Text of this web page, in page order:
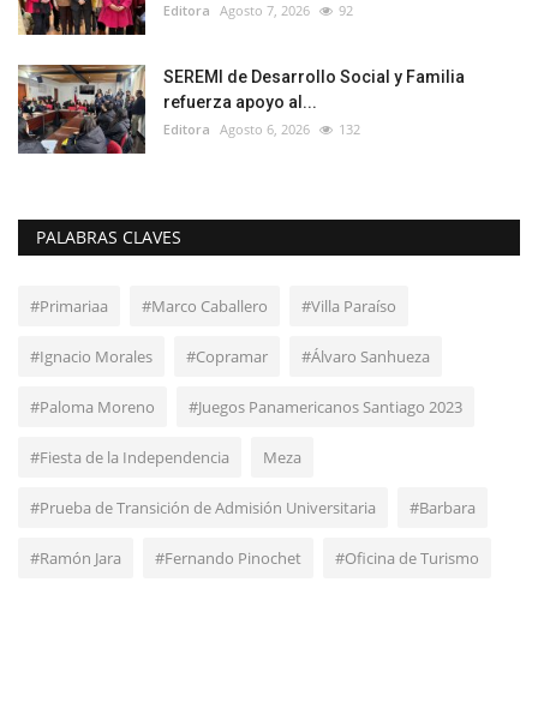
Editora Agosto 7, 2026 92
SEREMI de Desarrollo Social y Familia
refuerza apoyo al...
Editora Agosto 6, 2026 132
PALABRAS CLAVES
#Primariaa #Marco Caballero #Villa Paraíso
#Ignacio Morales #Copramar #Álvaro Sanhueza
#Paloma Moreno #Juegos Panamericanos Santiago 2023
#Fiesta de la Independencia Meza
#Prueba de Transición de Admisión Universitaria #Barbara
#Ramón Jara #Fernando Pinochet #Oficina de Turismo